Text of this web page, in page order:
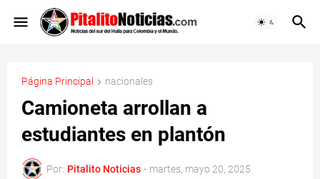
Página Principal nacionales
Camioneta arrollan a
estudiantes en plantón
Por: Pitalito Noticias - martes, mayo 20, 2025